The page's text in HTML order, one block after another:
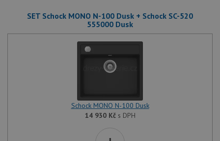
SET Schock MONO N-100 Dusk + Schock SC-520
555000 Dusk
Schock MONO N-100 Dusk
14 930 Kčs DPH